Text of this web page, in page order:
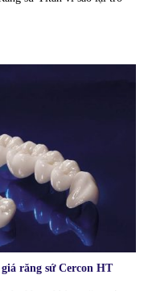
răng sứ Cercon HT